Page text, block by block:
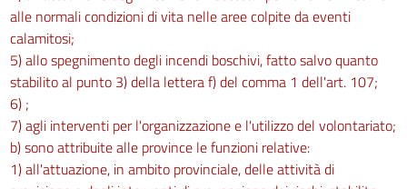
alle normali condizioni di vita nelle aree colpite da eventi
calamitosi;
5) allo spegnimento degli incendi boschivi, fatto salvo quanto
stabilito al punto 3) della lettera f) del comma 1 dell'art. 107;
6) ;
7) agli interventi per l'organizzazione e l'utilizzo del volontariato;
b) sono attribuite alle province le funzioni relative:
1) all'attuazione, in ambito provinciale, delle attività di